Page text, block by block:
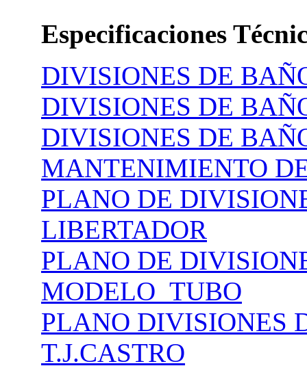
Especificaciones
DIVISIONES DE
DIVISIONES DE
DIVISIONES DE
MANTENIMIENTO
PLANO DE
LIBERTADOR
PLANO DE
MODELO_TUBO
PLANO DIVISIONES
T.J.CASTRO